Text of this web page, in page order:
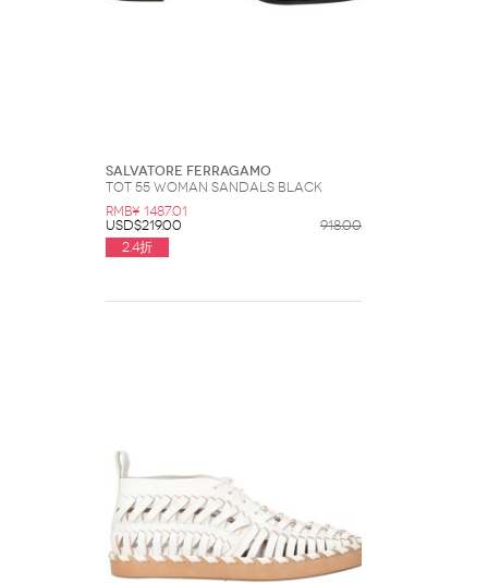
Salvatore Ferragamo
Tot 55 Woman Sandals Black
RMB¥ 1487.01
USD$219.00
918.00
2.4折